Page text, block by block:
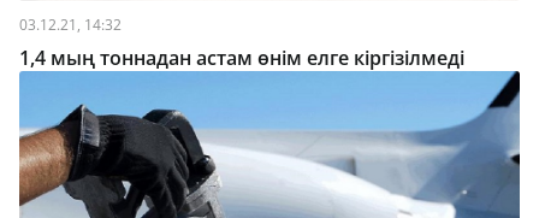
03.12.21, 14:32
1,4 мың тоннадан астам өнім елге кіргізілмеді